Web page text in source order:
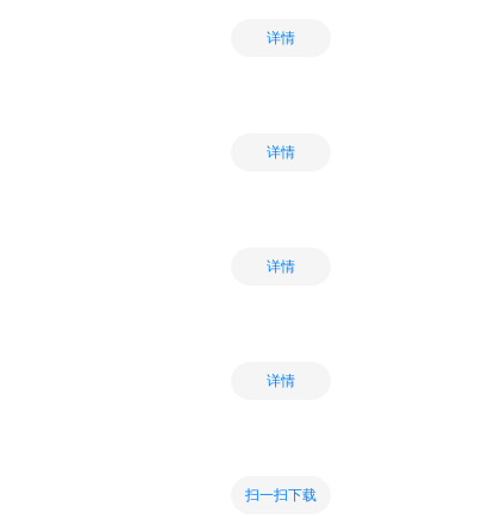
详情
详情
详情
详情
扫一扫下载